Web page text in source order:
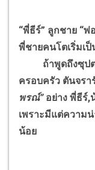
“พี่ธีร์” ลูกชาย “
พี่ชายคนโตเริ่มเ
ถ้าพูดถึงซุปตา
ครอบครัว ตันจรา
พรณ์” อย่าง พี่ธีร์
เพราะมีแต่ความ
น้อย